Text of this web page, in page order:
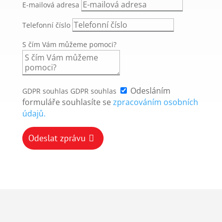
E-mailová adresa
Telefonní číslo
S čím Vám můžeme pomoci?
GDPR souhlas GDPR souhlas
Odesláním
formuláře souhlasíte sezpracováním osobních
údajů.
Odeslat zprávu